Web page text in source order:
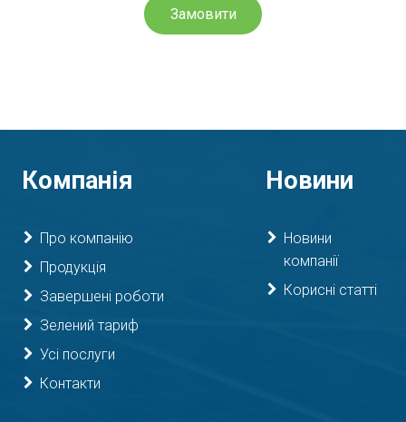
Замовити
Компанія
Про компанію
Продукція
Завершені роботи
Зелений тариф
Усі послуги
Контакти
Новини
Новини
компанії
Корисні статті